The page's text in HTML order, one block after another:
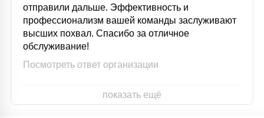
отправили дальше. Эффективность и
профессионализм вашей команды заслуживают
высших похвал. Спасибо за отличное
обслуживание!
Посмотреть ответ организации
показать ещё